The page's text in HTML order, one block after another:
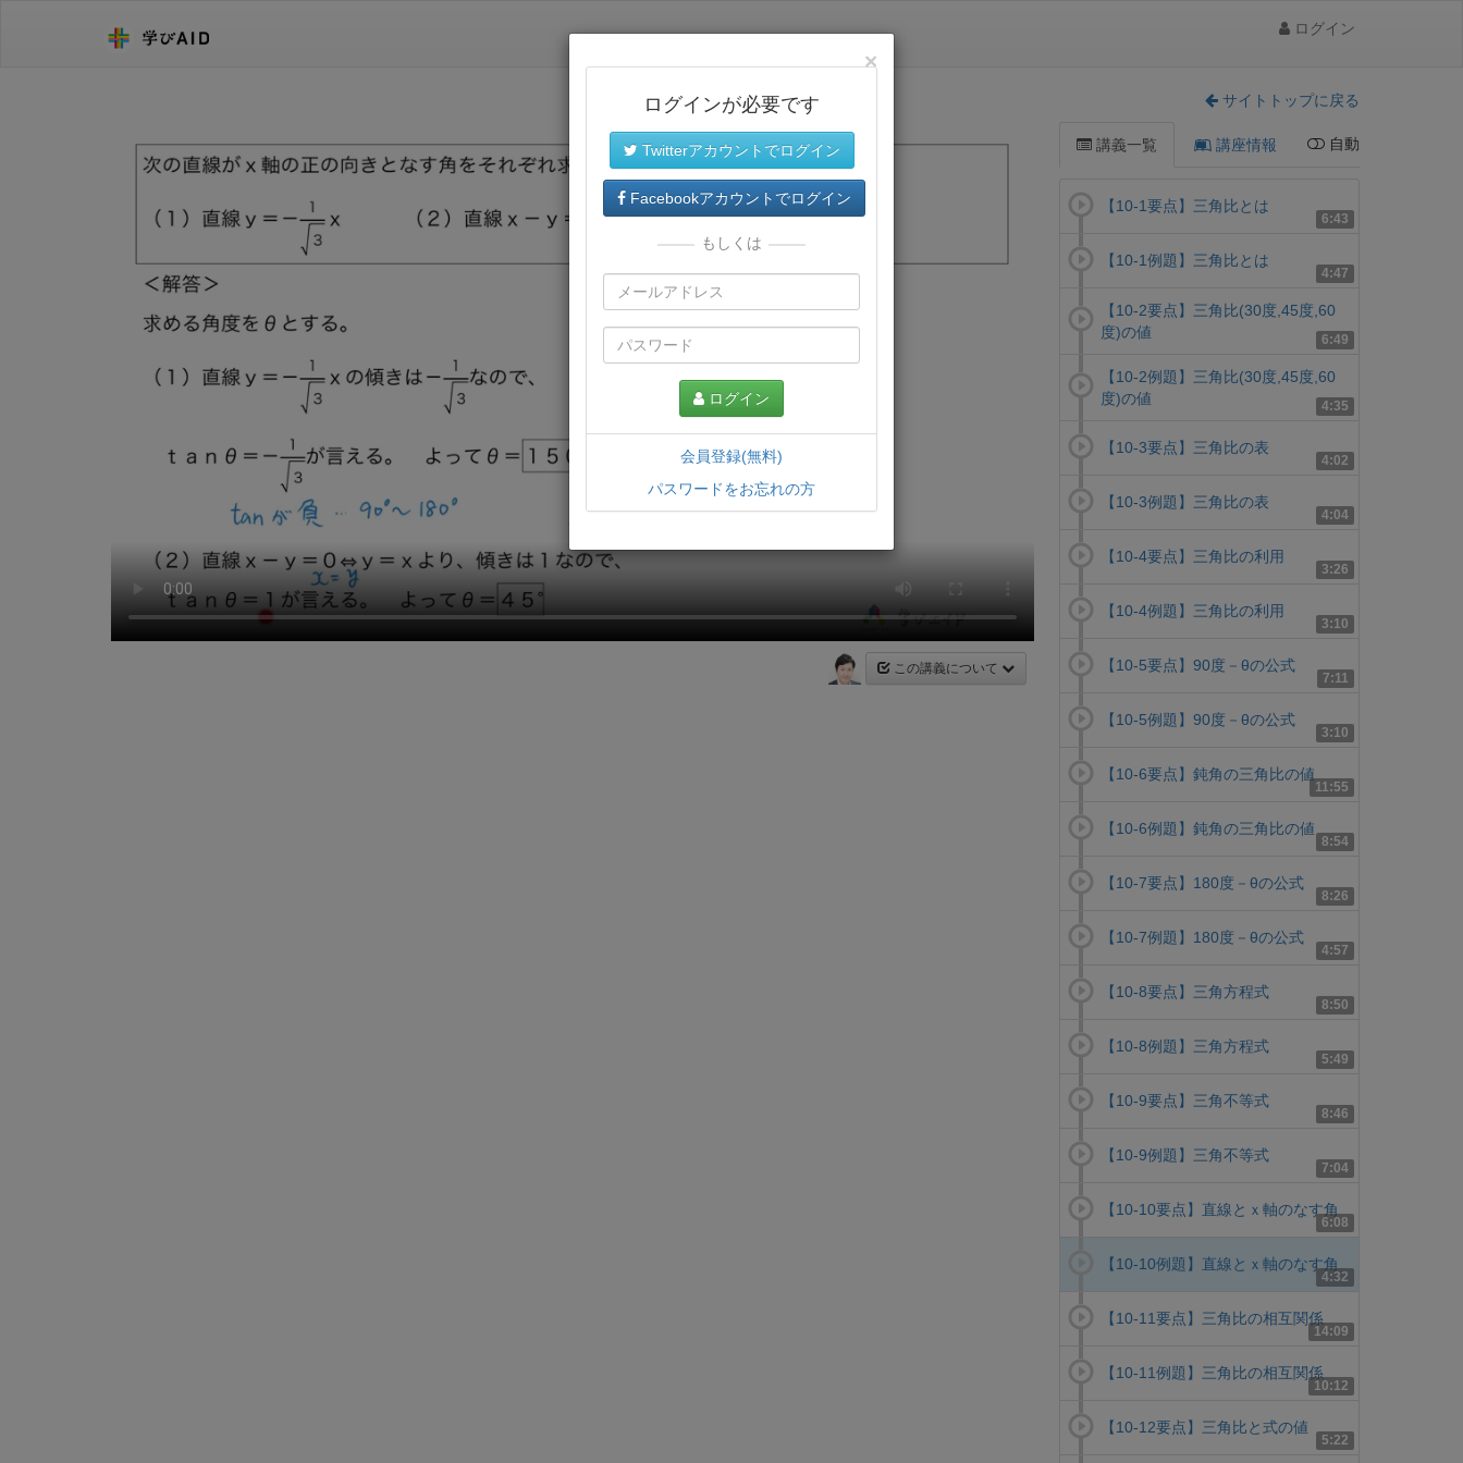
ログイン
サイトトップに戻る
この講義について
講義一覧 講座情報 自動
6:43
【10-1要点】三角比とは
4:47
【10-1例題】三角比とは
6:49
【10-2要点】三角比(30度,45度,60
度)の値
4:35
【10-2例題】三角比(30度,45度,60
度)の値
4:02
【10-3要点】三角比の表
4:04
【10-3例題】三角比の表
3:26
【10-4要点】三角比の利用
3:10
【10-4例題】三角比の利用
7:11
【10-5要点】90度－θの公式
3:10
【10-5例題】90度－θの公式
11:55
【10-6要点】鈍角の三角比の値
8:54
【10-6例題】鈍角の三角比の値
8:26
【10-7要点】180度－θの公式
4:57
【10-7例題】180度－θの公式
8:50
【10-8要点】三角方程式
5:49
【10-8例題】三角方程式
8:46
【10-9要点】三角不等式
7:04
【10-9例題】三角不等式
6:08
【10-10要点】直線とｘ軸のなす角
4:32
【10-10例題】直線とｘ軸のなす角
14:09
【10-11要点】三角比の相互関係
10:12
【10-11例題】三角比の相互関係
5:22
【10-12要点】三角比と式の値
×
ログインが必要です
Twitterアカウントでログイン
Facebookアカウントでログイン
もしくは
ログイン
会員登録(無料)
パスワードをお忘れの方